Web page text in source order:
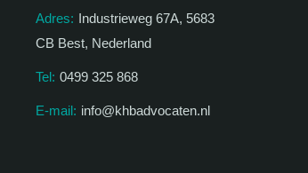
Adres: Industrieweg 67A, 5683
CB Best, Nederland
Tel: 0499 325 868
E-mail: info@khbadvocaten.nl